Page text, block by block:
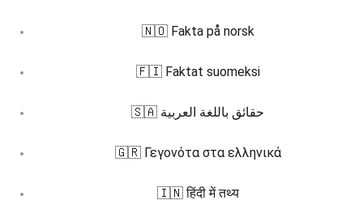
🇳🇴 Fakta på norsk
🇫🇮 Faktat suomeksi
🇸🇦 حقائق باللغة العربية
🇬🇷 Γεγονότα στα ελληνικά
🇮🇳 हिंदी में तथ्य